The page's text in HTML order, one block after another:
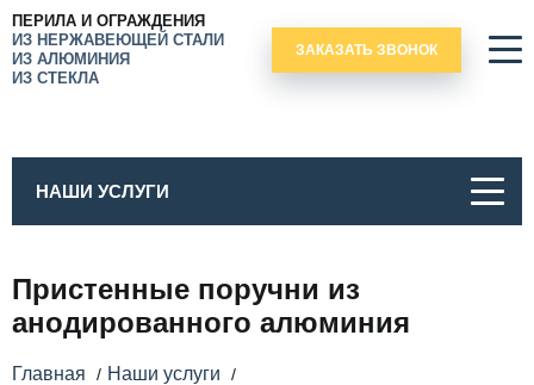
ПЕРИЛА И ОГРАЖДЕНИЯ
ИЗ НЕРЖАВЕЮЩЕЙ СТАЛИ
ИЗ АЛЮМИНИЯ
ИЗ СТЕКЛА
ЗАКАЗАТЬ ЗВОНОК
НАШИ УСЛУГИ
Пристенные поручни из
анодированного алюминия
Главная / Наши услуги /